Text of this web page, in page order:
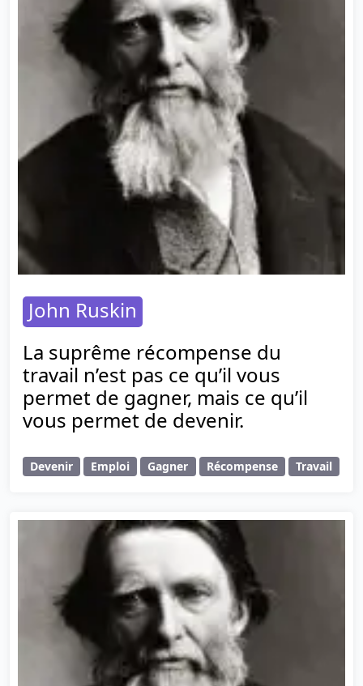
John Ruskin
La suprême récompense du
travail n’est pas ce qu’il vous
permet de gagner, mais ce qu’il
vous permet de devenir.
Devenir Emploi Gagner Récompense Travail